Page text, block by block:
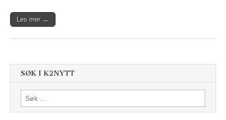
Les mer →
SØK I K2NYTT
Søk
etter: